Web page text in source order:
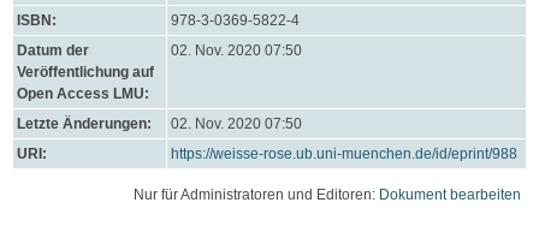
ISBN:
978-3-0369-5822-4
Datum der
Veröffentlichung auf
Open Access LMU:
02. Nov. 2020 07:50
Letzte Änderungen:
02. Nov. 2020 07:50
URI:
https://weisse-rose.ub.uni-muenchen.de/id/eprint/988
Nur für Administratoren und Editoren: Dokument bearbeiten